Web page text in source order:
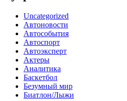
Uncategorized
Автоновости
Автособытия
Автоспорт
Автоэксперт
Актеры
Аналитика
Баскетбол
Безумный мир
Биатлон/Лыжи